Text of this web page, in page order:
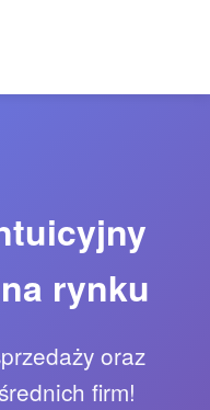
rynku
oraz
firm!